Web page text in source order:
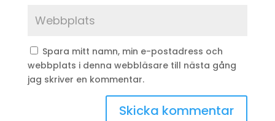
Spara mitt namn, min e-postadress och
webbplats i denna webbläsare till nästa gång
jag skriver en kommentar.